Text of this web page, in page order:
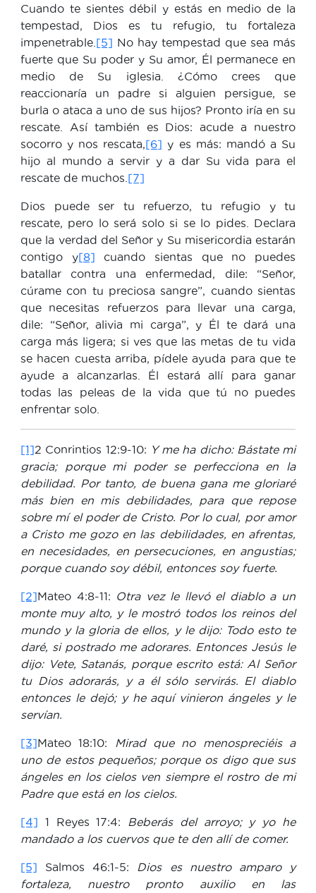
Cuando te sientes débil y estás en medio de la
tempestad, Dios es tu refugio, tu fortaleza
impenetrable. [5] No hay tempestad que sea más
fuerte que Su poder y Su amor, Él permanece en
medio de Su iglesia. ¿Cómo crees que
reaccionaría un padre si alguien persigue, se
burla o ataca a uno de sus hijos? Pronto iría en su
rescate. Así también es Dios: acude a nuestro
socorro y nos rescata,[6] y es más: mandó a Su
hijo al mundo a servir y a dar Su vida para el
rescate de muchos. [7]
Dios puede ser tu refuerzo, tu refugio y tu
rescate, pero lo será solo si se lo pides. Declara
que la verdad del Señor y Su misericordia estarán
contigo y[8] cuando sientas que no puedes
batallar contra una enfermedad, dile: “Señor,
cúrame con tu preciosa sangre”, cuando sientas
que necesitas refuerzos para llevar una carga,
dile: “Señor, alivia mi carga”, y Él te dará una
carga más ligera; si ves que las metas de tu vida
se hacen cuesta arriba, pídele ayuda para que te
ayude a alcanzarlas. Él estará allí para ganar
todas las peleas de la vida que tú no puedes
enfrentar solo.
[1]2 Conrintios 12:9-10: Y me ha dicho: Bástate mi
gracia; porque mi poder se perfecciona en la
debilidad. Por tanto, de buena gana me gloriaré
más bien en mis debilidades, para que repose
sobre mí el poder de Cristo. Por lo cual, por amor
a Cristo me gozo en las debilidades, en afrentas,
en necesidades, en persecuciones, en angustias;
porque cuando soy débil, entonces soy fuerte.
[2]Mateo 4:8-11: Otra vez le llevó el diablo a un
monte muy alto, y le mostró todos los reinos del
mundo y la gloria de ellos, y le dijo: Todo esto te
daré, si postrado me adorares. Entonces Jesús le
dijo: Vete, Satanás, porque escrito está: Al Señor
tu Dios adorarás, y a él sólo servirás. El diablo
entonces le dejó; y he aquí vinieron ángeles y le
servían.
[3]Mateo 18:10:
Mirad que no menospreciéis a
uno de estos pequeños; porque os digo que sus
ángeles en los cielos ven siempre el rostro de mi
Padre que está en los cielos.
[4] 1 Reyes 17:4:
Beberás del arroyo; y yo he
mandado a los cuervos que te den allí de comer.
[5] Salmos 46:1-5: Dios es nuestro amparo y
fortaleza, nuestro pronto auxilio en las